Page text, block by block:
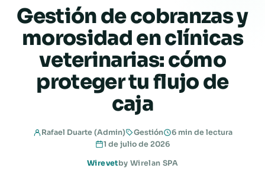
Gestión de cobranzas y
morosidad en clínicas
veterinarias: cómo
proteger tu flujo de
caja
Rafael Duarte (Admin) Gestión
6 min de lectura
1 de julio de 2026
Wirevetby Wirelan SPA